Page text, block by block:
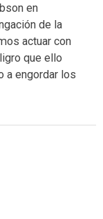
en
de la
actuar con
que ello
a engordar los